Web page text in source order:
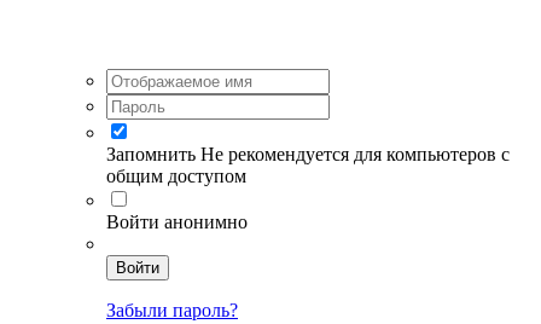
Запомнить Не рекомендуется для компьютеров с
общим доступом
Войти анонимно
Войти
Забыли пароль?